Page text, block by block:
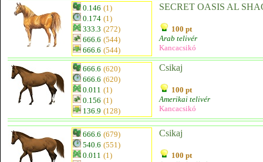
0.146 (1)
0.174 (1)
333.3 (272)
666.6 (544)
666.6 (544)
SECRET OASIS AL
100 pt
Arab telivér
Kancacsikó
666.6 (620)
666.6 (620)
0.011 (1)
0.156 (1)
136.9 (128)
Csikaj
100 pt
Amerikai telivér
Kancacsikó
666.6 (679)
540.6 (551)
0.011 (1)
Csikaj
100 pt